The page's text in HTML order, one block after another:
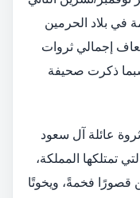
في بلاد الحرمين
أضعاف إجمالي ثروات
ذكرت صحيفة
عائلة آل سعود
تمتلكها المملكة،
فخمةً، ويخوتًا